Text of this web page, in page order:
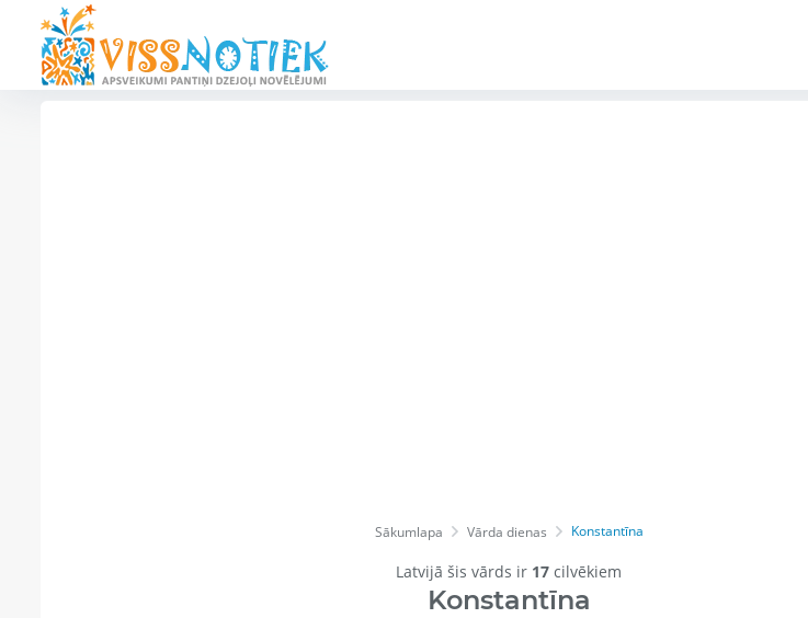
Sākumlapa Vārda dienas Konstantīna
Latvijā šis vārds ir 17 cilvēkiem
Konstantīna